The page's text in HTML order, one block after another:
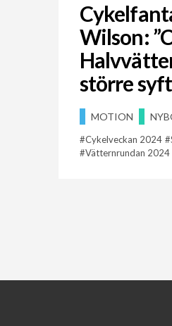
Wilson:
större
MOTION
Cykelveckan 2024
Vätternrundan 2024